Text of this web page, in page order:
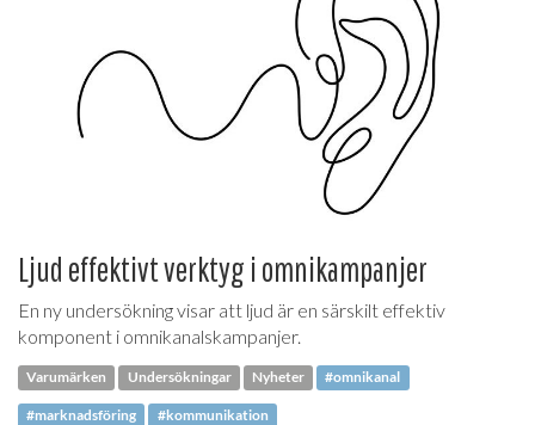
Ljud effektivt verktyg i omnikampanjer
En ny undersökning visar att ljud är en särskilt effektiv
komponent i omnikanalskampanjer.
Varumärken Undersökningar Nyheter #omnikanal
#marknadsföring #kommunikation